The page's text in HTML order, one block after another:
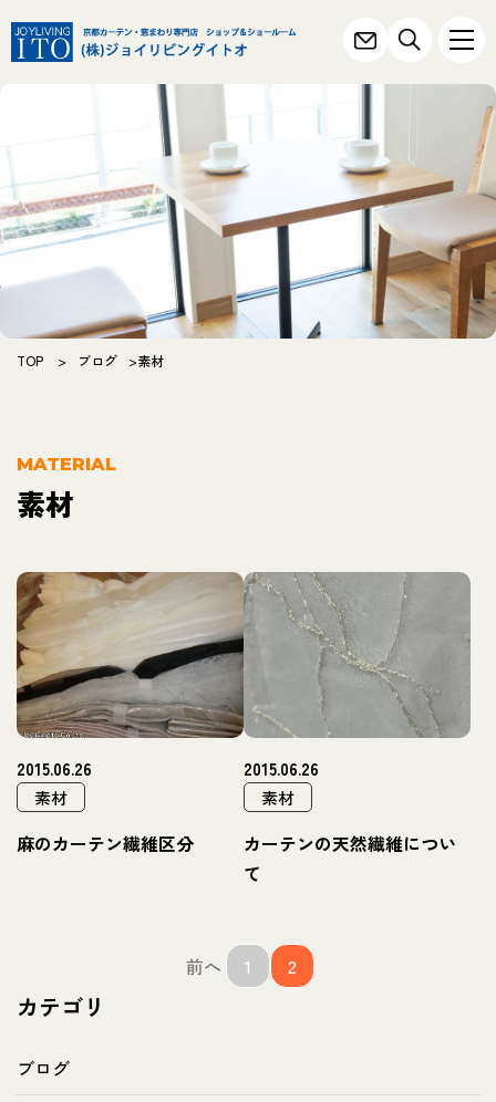
TOP > ブログ >素材
MATERIAL
素材
カテゴリ
ブログ
2015.06.26
素材
麻のカーテン繊維区分
2015.06.26
素材
カーテンの天然繊維につい
て
前へ 1 2